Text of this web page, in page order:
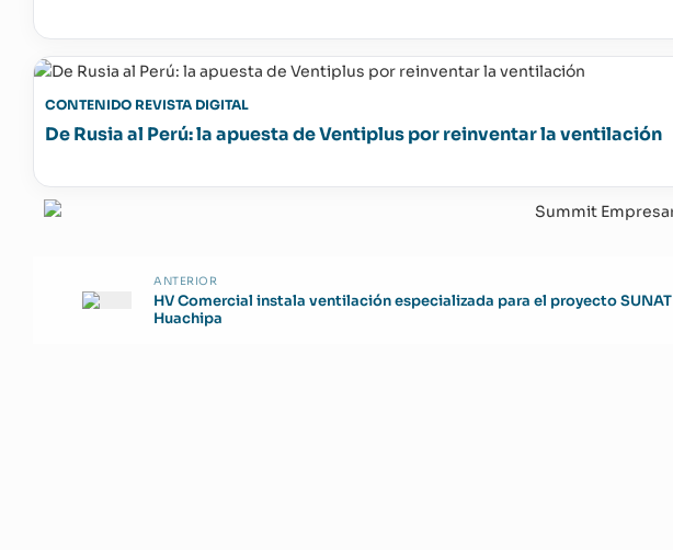
CONTENIDO REVISTA DIGITAL
De Rusia al Perú: la apuesta de Ventiplus por reinventar la ventilación
ANTERIOR
HV Comercial instala ventilación especializada para el proyecto SUNAT
Huachipa